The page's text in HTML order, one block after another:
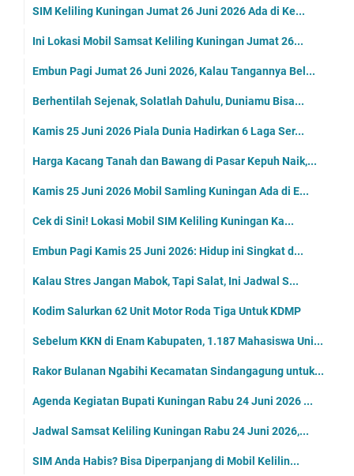
SIM Keliling Kuningan Jumat 26 Juni 2026 Ada di Ke...
Ini Lokasi Mobil Samsat Keliling Kuningan Jumat 26...
Embun Pagi Jumat 26 Juni 2026, Kalau Tangannya Bel...
Berhentilah Sejenak, Solatlah Dahulu, Duniamu Bisa...
Kamis 25 Juni 2026 Piala Dunia Hadirkan 6 Laga Ser...
Harga Kacang Tanah dan Bawang di Pasar Kepuh Naik,...
Kamis 25 Juni 2026 Mobil Samling Kuningan Ada di E...
Cek di Sini! Lokasi Mobil SIM Keliling Kuningan Ka...
Embun Pagi Kamis 25 Juni 2026: Hidup ini Singkat d...
Kalau Stres Jangan Mabok, Tapi Salat, Ini Jadwal S...
Kodim Salurkan 62 Unit Motor Roda Tiga Untuk KDMP
Sebelum KKN di Enam Kabupaten, 1.187 Mahasiswa Uni...
Rakor Bulanan Ngabihi Kecamatan Sindangagung untuk...
Agenda Kegiatan Bupati Kuningan Rabu 24 Juni 2026 ...
Jadwal Samsat Keliling Kuningan Rabu 24 Juni 2026,...
SIM Anda Habis? Bisa Diperpanjang di Mobil Kelilin...